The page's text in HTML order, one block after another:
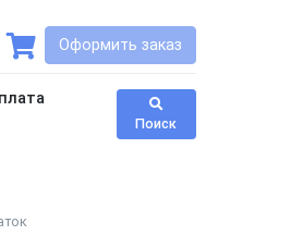
Оформить заказ
Поиск